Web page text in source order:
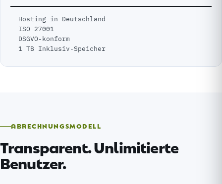
Hosting in Deutschland
ISO 27001
DSGVO-konform
1 TB Inklusiv-Speicher
ABRECHNUNGSMODELL
Transparent. Unlimitierte
Benutzer.